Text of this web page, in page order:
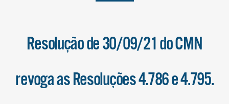
Resolução de 30/09/21 do CMN
revoga as Resoluções 4.786 e 4.795.